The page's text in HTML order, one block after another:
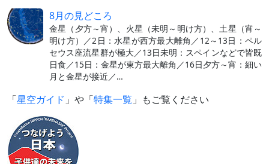
8月の見どころ
金星（夕方～宵）、火星（未明～明け方）、土星（宵～
明け方）／2日：水星が西方最大離角／12～13日：ペル
セウス座流星群が極大／13日未明：スペインなどで皆既
日食／15日：金星が東方最大離角／16日夕方～宵：細い
月と金星が接近／…
「星空ガイド 」や「特集一覧 」もご覧ください